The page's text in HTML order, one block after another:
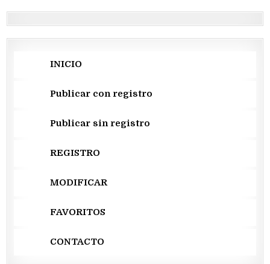
INICIO
Publicar con registro
Publicar sin registro
REGISTRO
MODIFICAR
FAVORITOS
CONTACTO